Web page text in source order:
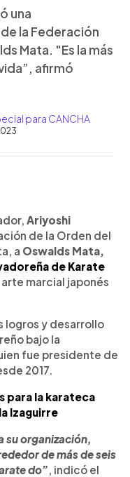
una
la Federación
Mata. "Es la más
afirmó
para CANCHA
Ariyoshi
de la Orden del
a Oswalds Mata,
de Karate
marcial japonés
logros y desarrollo
bajo la
fue presidente de
2017.
para la karateca
Izaguirre
su organización,
de más de seis
do”, indicó el